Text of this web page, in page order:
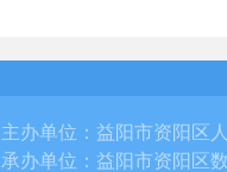
主办单位：益阳市资阳区
承办单位：益阳市资阳区